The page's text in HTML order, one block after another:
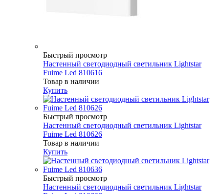
Быстрый просмотр
Настенный светодиодный светильник Lightstar
Fuime Led 810616
Товар в наличии
Купить
Быстрый просмотр
Настенный светодиодный светильник Lightstar
Fuime Led 810626
Товар в наличии
Купить
Быстрый просмотр
Настенный светодиодный светильник Lightstar